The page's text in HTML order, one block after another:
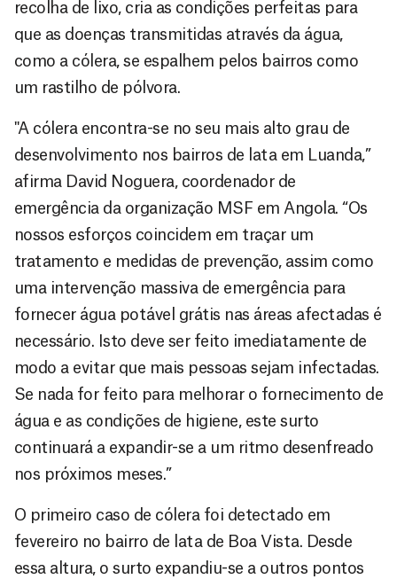
recolha de lixo, cria as condições perfeitas para
que as doenças transmitidas através da água,
como a cólera, se espalhem pelos bairros como
um rastilho de pólvora.
"A cólera encontra-se no seu mais alto grau de
desenvolvimento nos bairros de lata em Luanda,”
afirma David Noguera, coordenador de
emergência da organização MSF em Angola. “Os
nossos esforços coincidem em traçar um
tratamento e medidas de prevenção, assim como
uma intervenção massiva de emergência para
fornecer água potável grátis nas áreas afectadas é
necessário. Isto deve ser feito imediatamente de
modo a evitar que mais pessoas sejam infectadas.
Se nada for feito para melhorar o fornecimento de
água e as condições de higiene, este surto
continuará a expandir-se a um ritmo desenfreado
nos próximos meses.”
O primeiro caso de cólera foi detectado em
fevereiro no bairro de lata de Boa Vista. Desde
essa altura, o surto expandiu-se a outros pontos